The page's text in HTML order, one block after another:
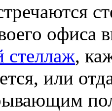
офиса
стеллаж,
или